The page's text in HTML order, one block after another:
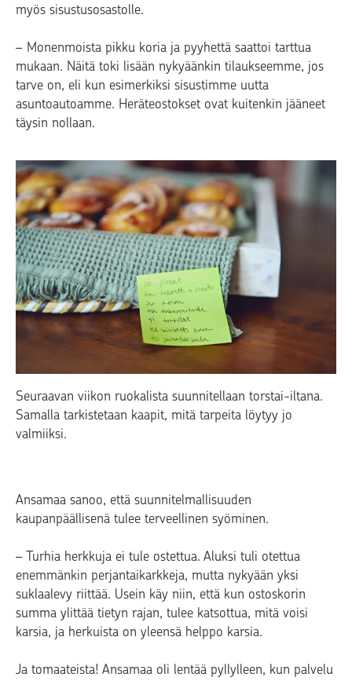
myös sisustusosastolle.
– Monenmoista pikku koria ja pyyhettä saattoi tarttua
mukaan. Näitä toki lisään nykyäänkin tilaukseemme, jos
tarve on, eli kun esimerkiksi sisustimme uutta
asuntoautoamme. Heräteostokset ovat kuitenkin jääneet
täysin nollaan.
Seuraavan viikon ruokalista suunnitellaan torstai-iltana.
Samalla tarkistetaan kaapit, mitä tarpeita löytyy jo
valmiiksi.
Ansamaa sanoo, että suunnitelmallisuuden
kaupanpäällisenä tulee terveellinen syöminen.
– Turhia herkkuja ei tule ostettua. Aluksi tuli otettua
enemmänkin perjantaikarkkeja, mutta nykyään yksi
suklaalevy riittää. Usein käy niin, että kun ostoskorin
summa ylittää tietyn rajan, tulee katsottua, mitä voisi
karsia, ja herkuista on yleensä helppo karsia.
Ja tomaateista! Ansamaa oli lentää pyllylleen, kun palvelu